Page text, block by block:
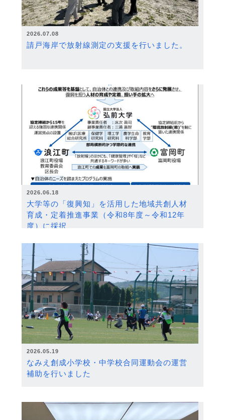
2026.07.08
請戸海岸で放射線測定の支援を行いました。
2026.06.18
大学等の「復興知」を活用した地域共創人材
育成・定着推進事業（令和8年度～令和12年
度）に採択
2026.05.19
なみえ創成小学校・中学校合同運動会の運営
補助を行いました